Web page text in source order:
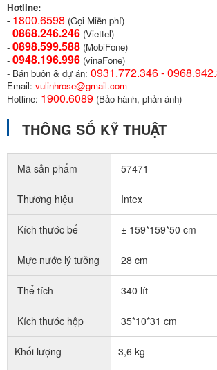
Hotline:
- 1800.6598 (Gọi Miễn phí)
- 0868.246.246 (Viettel)
- 0898.599.588 (MobiFone)
- 0948.196.996 (vinaFone)
- Bán buôn & dự án: 0931.772.346 -
Email: vulinhrose@gmail.com
Hotline: 1900.6089 (Bảo hành, phản ánh)
THÔNG SỐ KỸ THUẬT
Mã sản phẩm 57471
Thương hiệu Intex
Kích thước bể ± 159*159*50 cm
Mực nước lý tưởng 28 cm
Thể tích 340 lít
Kích thước hộp 35*10*31 cm
Khối lượng 3,6 kg